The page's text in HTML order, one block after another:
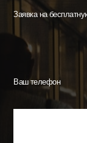
Заявка на
Ваш телефон